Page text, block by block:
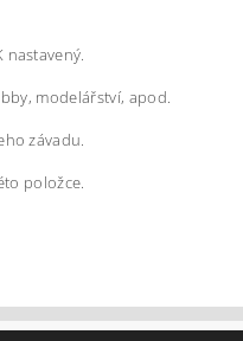
nastavený.
modelářství, apod.
závadu.
položce.